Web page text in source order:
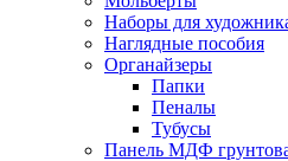
Наборы для
Наглядные пособия
Органайзеры
Папки
Пеналы
Тубусы
Панель МДФ